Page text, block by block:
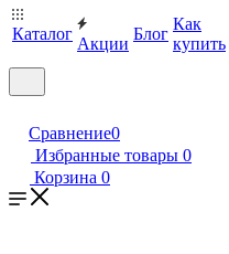
Каталог
Акции
Блог
Как
купить
Сравнение0
Избранные товары 0
Корзина 0